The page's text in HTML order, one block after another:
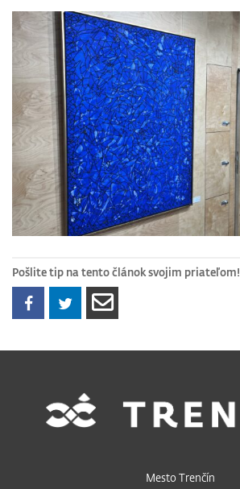
Pošlite tip na tento článok svojim priateľom!
Mesto Trenčín